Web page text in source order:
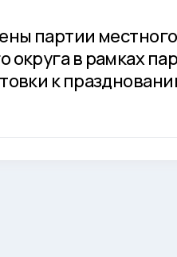
партии
округа в рамках
к